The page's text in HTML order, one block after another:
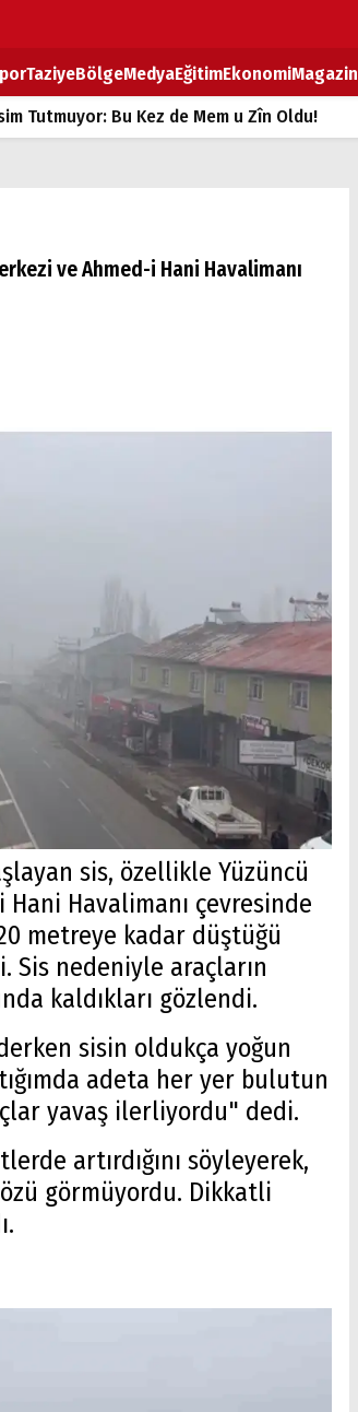
TaziyeBölgeMedyaEğitimEkonomiMagazin
Tutmuyor: Bu Kez de Mem u Zîn Oldu!
Zam
ağır yük
ve Ahmed-i Hani Havalimanı
sis, özellikle Yüzüncü
Havalimanı çevresinde
metreye kadar düştüğü
nedeniyle araçların
kaldıkları gözlendi.
sisin oldukça yoğun
adeta her yer bulutun
yavaş ilerliyordu" dedi.
artırdığını söyleyerek,
görmüyordu. Dikkatli